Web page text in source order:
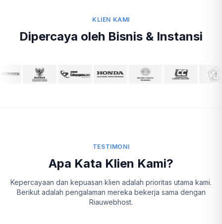
KLIEN KAMI
Dipercaya oleh Bisnis & Instansi
TESTIMONI
Apa Kata Klien Kami?
Kepercayaan dan kepuasan klien adalah prioritas utama kami.
Berikut adalah pengalaman mereka bekerja sama dengan
Riauwebhost.